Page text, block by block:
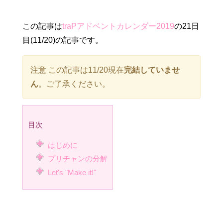
この記事はtraPアドベントカレンダー2019の21日
目(11/20)の記事です。
注意 この記事は11/20現在完結していませ
ん。ご了承ください。
目次
はじめに
プリチャンの分解
Let's "Make it!"